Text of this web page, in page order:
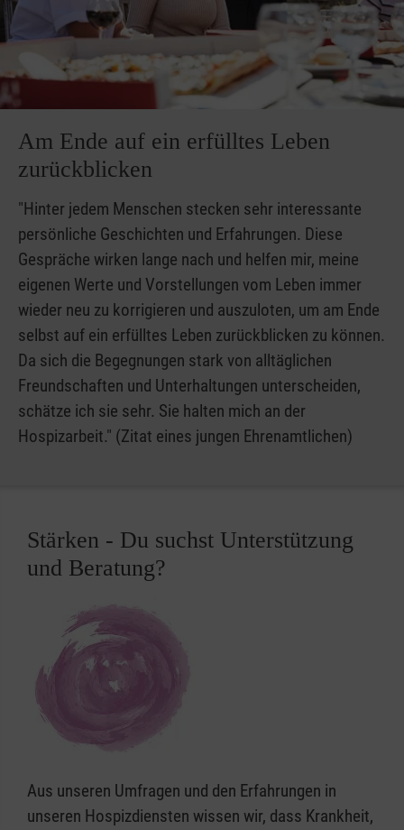
Am Ende auf ein erfülltes Leben
zurückblicken
"Hinter jedem Menschen stecken sehr interessante
persönliche Geschichten und Erfahrungen. Diese
Gespräche wirken lange nach und helfen mir, meine
eigenen Werte und Vorstellungen vom Leben immer
wieder neu zu korrigieren und auszuloten, um am Ende
selbst auf ein erfülltes Leben zurückblicken zu können.
Da sich die Begegnungen stark von alltäglichen
Freundschaften und Unterhaltungen unterscheiden,
schätze ich sie sehr. Sie halten mich an der
Hospizarbeit." (Zitat eines jungen Ehrenamtlichen)
Stärken - Du suchst Unterstützung
und Beratung?
Aus unseren Umfragen und den Erfahrungen in
unseren Hospizdiensten wissen wir, dass Krankheit,